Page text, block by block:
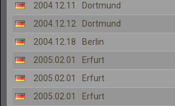
2004.12.11
Dortmund
2004.12.12
Dortmund
2004.12.18
Berlin
2005.02.01
Erfurt
2005.02.01
Erfurt
2005.02.01
Erfurt